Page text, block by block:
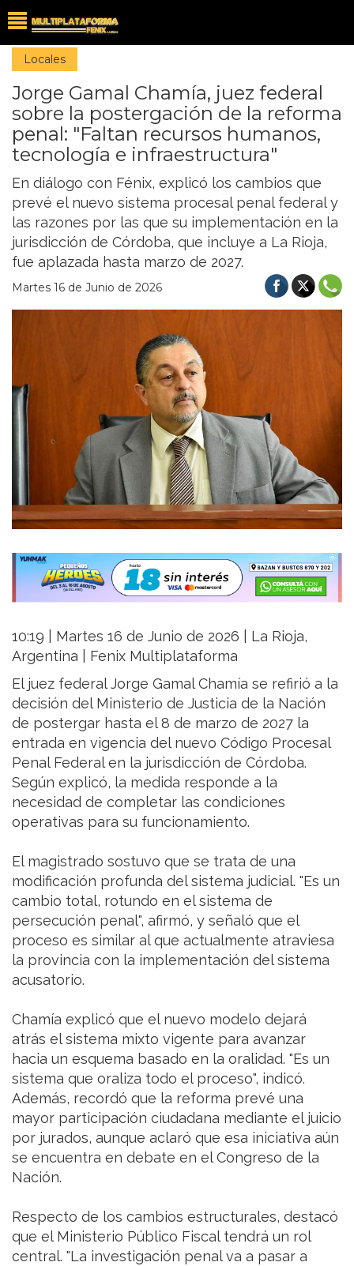
Locales
Jorge Gamal Chamía, juez federal
sobre la postergación de la reforma
penal: "Faltan recursos humanos,
tecnología e infraestructura"
En diálogo con Fénix, explicó los cambios que
prevé el nuevo sistema procesal penal federal y
las razones por las que su implementación en la
jurisdicción de Córdoba, que incluye a La Rioja,
fue aplazada hasta marzo de 2027.
Martes 16 de Junio de 2026
10:19 | Martes 16 de Junio de 2026 | La Rioja,
Argentina | Fenix Multiplataforma
El juez federal Jorge Gamal Chamía se refirió a la
decisión del Ministerio de Justicia de la Nación
de postergar hasta el 8 de marzo de 2027 la
entrada en vigencia del nuevo Código Procesal
Penal Federal en la jurisdicción de Córdoba.
Según explicó, la medida responde a la
necesidad de completar las condiciones
operativas para su funcionamiento.
El magistrado sostuvo que se trata de una
modificación profunda del sistema judicial. "Es un
cambio total, rotundo en el sistema de
persecución penal", afirmó, y señaló que el
proceso es similar al que actualmente atraviesa
la provincia con la implementación del sistema
acusatorio.
Chamía explicó que el nuevo modelo dejará
atrás el sistema mixto vigente para avanzar
hacia un esquema basado en la oralidad. "Es un
sistema que oraliza todo el proceso", indicó.
Además, recordó que la reforma prevé una
mayor participación ciudadana mediante el juicio
por jurados, aunque aclaró que esa iniciativa aún
se encuentra en debate en el Congreso de la
Nación.
Respecto de los cambios estructurales, destacó
que el Ministerio Público Fiscal tendrá un rol
central. "La investigación penal va a pasar a